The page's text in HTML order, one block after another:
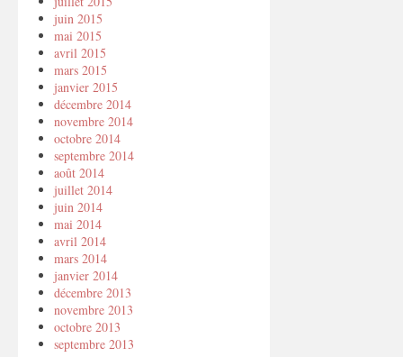
juin 2015
mai 2015
avril 2015
mars 2015
janvier 2015
décembre 2014
novembre 2014
octobre 2014
septembre 2014
août 2014
juillet 2014
juin 2014
mai 2014
avril 2014
mars 2014
janvier 2014
décembre 2013
novembre 2013
octobre 2013
septembre 2013